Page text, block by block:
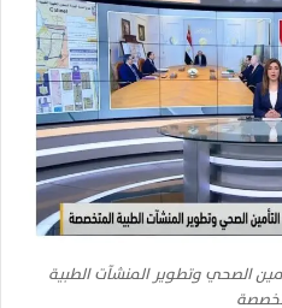
الصحي وتطوير المنشآت الطبية